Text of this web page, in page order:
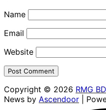
Name
Email
Website
Copyright © 2026 RMG
News by Ascendoor |